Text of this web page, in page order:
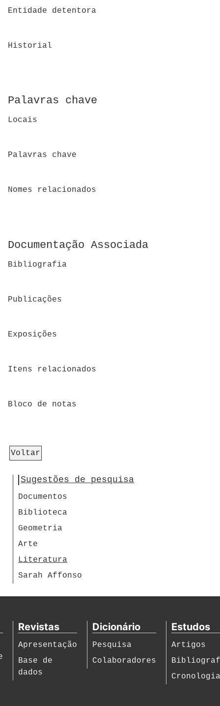
Entidade detentora
Historial
Palavras chave
Locais
Palavras chave
Nomes relacionados
Documentação Associada
Bibliografia
Publicações
Exposições
Itens relacionados
Bloco de notas
Voltar
Sugestões de pesquisa
Documentos
Biblioteca
Geometria
Arte
Literatura
Sarah Affonso
Revistas
Apresentação
Base de
dados
Dicionário
Pesquisa
Colaboradores
Estudos
Artigos